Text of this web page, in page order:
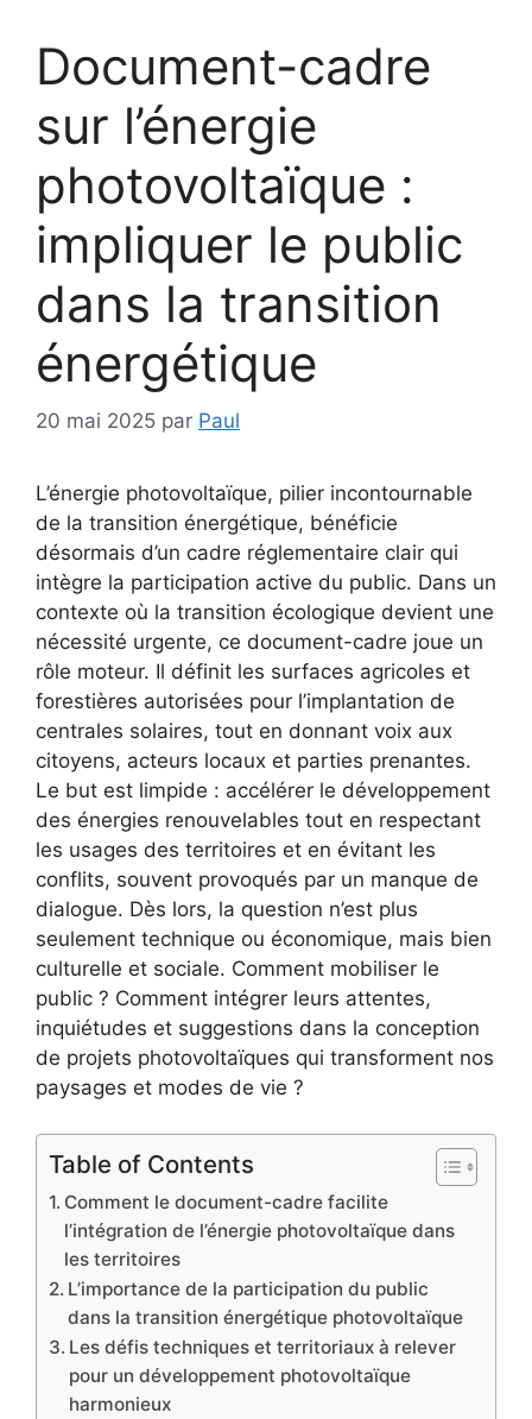
Document-cadre
sur l’énergie
photovoltaïque :
impliquer le public
dans la transition
énergétique
20 mai 2025 par Paul
L’énergie photovoltaïque, pilier incontournable
de la transition énergétique, bénéficie
désormais d’un cadre réglementaire clair qui
intègre la participation active du public. Dans un
contexte où la transition écologique devient une
nécessité urgente, ce document-cadre joue un
rôle moteur. Il définit les surfaces agricoles et
forestières autorisées pour l’implantation de
centrales solaires, tout en donnant voix aux
citoyens, acteurs locaux et parties prenantes.
Le but est limpide : accélérer le développement
des énergies renouvelables tout en respectant
les usages des territoires et en évitant les
conflits, souvent provoqués par un manque de
dialogue. Dès lors, la question n’est plus
seulement technique ou économique, mais bien
culturelle et sociale. Comment mobiliser le
public ? Comment intégrer leurs attentes,
inquiétudes et suggestions dans la conception
de projets photovoltaïques qui transforment nos
paysages et modes de vie ?
Table of Contents
Comment le document-cadre facilite
l’intégration de l’énergie photovoltaïque dans
les territoires
L’importance de la participation du public
dans la transition énergétique photovoltaïque
Les défis techniques et territoriaux à relever
pour un développement photovoltaïque
harmonieux